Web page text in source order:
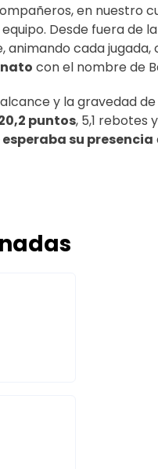
en nuestro
Desde fuera de
animando cada
con el nombre de
y la gravedad
puntos, 5,1 rebotes
esperaba su presencia